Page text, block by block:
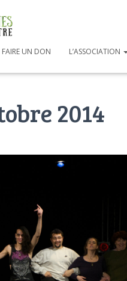
FAIRE UN DON L’ASSOCIATION
2014